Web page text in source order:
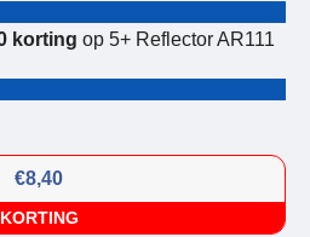
korting op 5+ Reflector AR111
€8,40
KORTING